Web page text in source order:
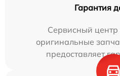
Гарантия
Сервисный центр
оригинальные
предоставляет